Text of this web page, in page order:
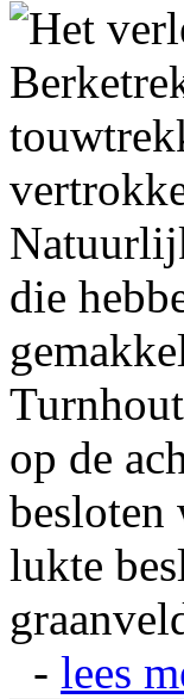
Het
die
op de
besloten
lukte
- lees